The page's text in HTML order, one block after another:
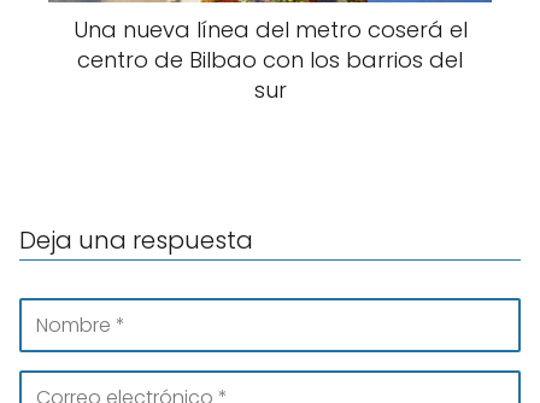
Una nueva línea del metro coserá el
centro de Bilbao con los barrios del
sur
Deja una respuesta